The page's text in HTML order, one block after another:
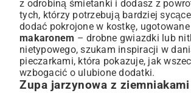
z odrobiną śmietanki i dodasz z
tych, którzy potrzebują bardziej
dodać pokrojone w kostkę,
makaronem – drobne gwiazdki lub
nietypowego, szukam inspiracji w
pieczarkami, która pokazuje, jak
wzbogacić o ulubione dodatki.
Zupa jarzynowa z